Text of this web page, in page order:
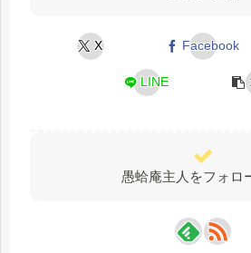
X Facebook
LINE
愚蛤庵主人をフォロ